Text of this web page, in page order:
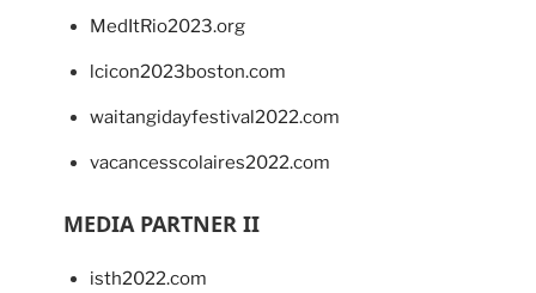
MedItRio2023.org
lcicon2023boston.com
waitangidayfestival2022.com
vacancesscolaires2022.com
MEDIA PARTNER II
isth2022.com